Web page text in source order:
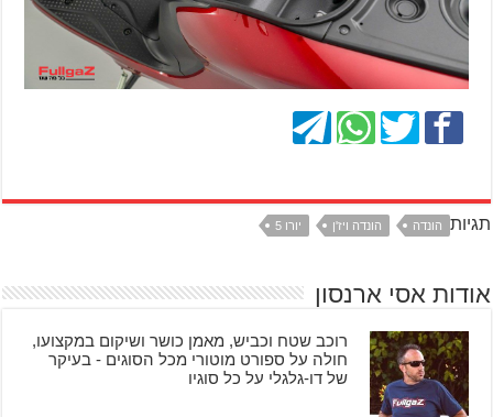
תגיות הונדה הונדה ויז'ן יורו 5
אודות אסי ארנסון
רוכב שטח וכביש, מאמן כושר ושיקום במקצועו,
חולה על ספורט מוטורי מכל הסוגים - בעיקר
של דו-גלגלי על כל סוגיו